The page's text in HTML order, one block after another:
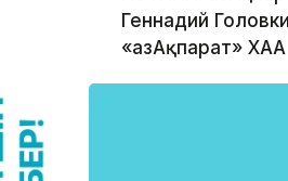
Геннадий
«ҚазАқпарат»